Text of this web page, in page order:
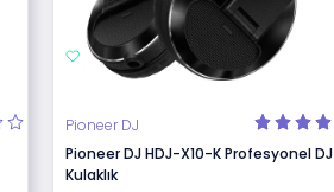
Pioneer DJ
Pioneer DJ HDJ-X10-K Profesyonel DJ
Kulaklık